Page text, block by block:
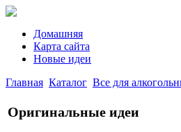
Домашняя
Карта сайта
Новые идеи
Главная Каталог Все для
Оригинальные идеи